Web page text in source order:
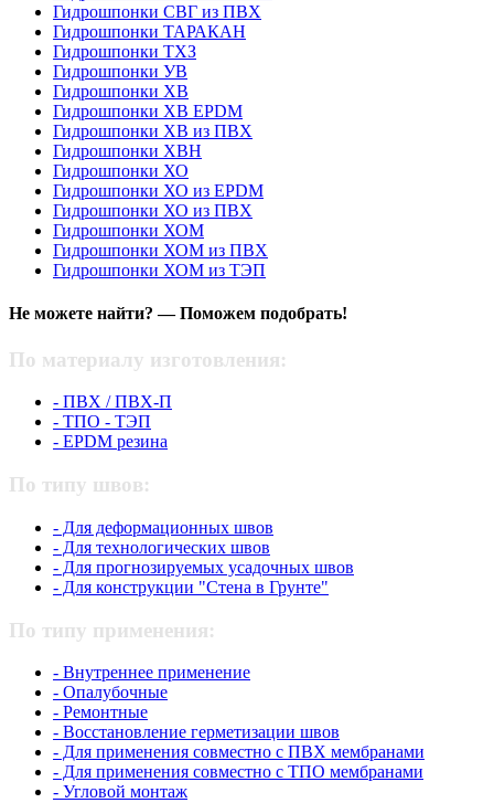
Гидрошпонки СВГ из ПВХ
Гидрошпонки ТАРАКАН
Гидрошпонки ТХЗ
Гидрошпонки УВ
Гидрошпонки ХВ
Гидрошпонки ХВ EPDM
Гидрошпонки ХВ из ПВХ
Гидрошпонки ХВН
Гидрошпонки ХО
Гидрошпонки ХО из EPDM
Гидрошпонки ХО из ПВХ
Гидрошпонки ХОМ
Гидрошпонки ХОМ из ПВХ
Гидрошпонки ХОМ из ТЭП
Не можете найти? — Поможем подобрать!
По материалу изготовления:
- ПВХ / ПВХ-П
- ТПО - ТЭП
- EPDM резина
По типу швов:
- Для деформационных швов
- Для технологических швов
- Для прогнозируемых усадочных швов
- Для конструкции "Стена в Грунте"
По типу применения:
- Внутреннее применение
- Опалубочные
- Ремонтные
- Восстановление герметизации швов
- Для применения совместно с ПВХ мембранами
- Для применения совместно с ТПО мембранами
- Угловой монтаж